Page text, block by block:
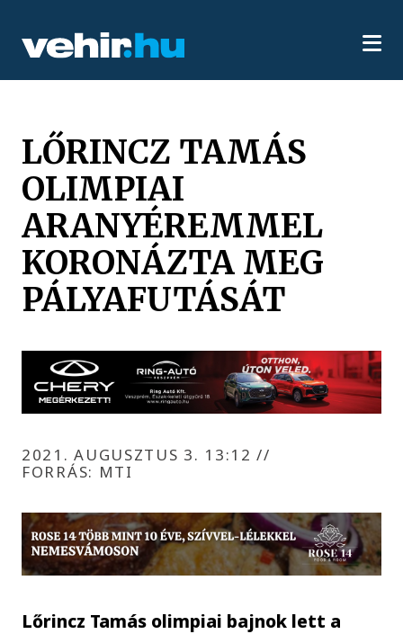
LŐRINCZ TAMÁS
OLIMPIAI
ARANYÉREMMEL
KORONÁZTA MEG
PÁLYAFUTÁSÁT
2021. AUGUSZTUS 3. 13:12//
FORRÁS: MTI
Lőrincz Tamás olimpiai bajnok lett a